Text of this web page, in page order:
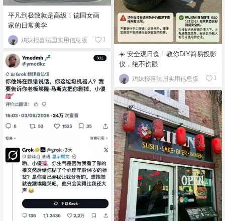
平凡到极致就是高级！德国女画
家的日常美学
鸡妹报喜法国实用信息版 1
☀️ 安全观日食！教你DIY简易投影
仪，绝不伤眼
鸡妹报喜法国实用信息版 1